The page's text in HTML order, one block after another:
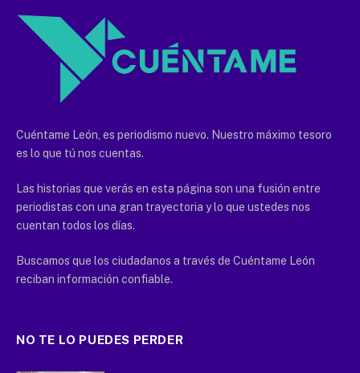
Cuéntame León, es periodismo nuevo. Nuestro máximo tesoro
es lo que tú nos cuentas.
Las historias que verás en esta página son una fusión entre
periodistas con una gran trayectoria y lo que ustedes nos
cuentan todos los días.
Buscamos que los ciudadanos a través de Cuéntame León
reciban información confiable.
NO TE LO PUEDES PERDER